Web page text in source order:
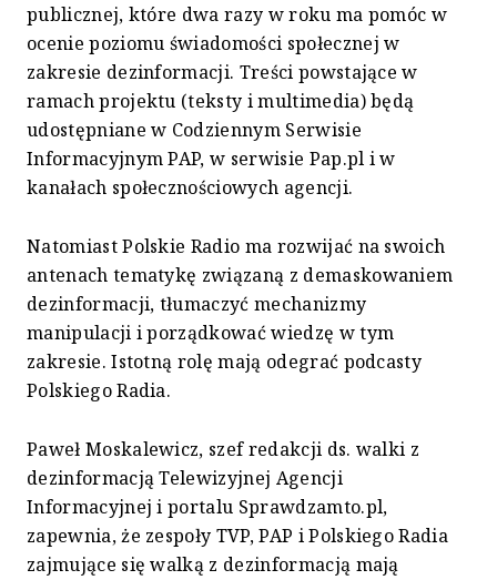
publicznej, które dwa razy w roku ma pomóc w
ocenie poziomu świadomości społecznej w
zakresie dezinformacji. Treści powstające w
ramach projektu (teksty i multimedia) będą
udostępniane w Codziennym Serwisie
Informacyjnym PAP, w serwisie Pap.pl i w
kanałach społecznościowych agencji.
Natomiast Polskie Radio ma rozwijać na swoich
antenach tematykę związaną z demaskowaniem
dezinformacji, tłumaczyć mechanizmy
manipulacji i porządkować wiedzę w tym
zakresie. Istotną rolę mają odegrać podcasty
Polskiego Radia.
Paweł Moskalewicz, szef redakcji ds. walki z
dezinformacją Telewizyjnej Agencji
Informacyjnej i portalu Sprawdzamto.pl,
zapewnia, że zespoły TVP, PAP i Polskiego Radia
zajmujące się walką z dezinformacją mają